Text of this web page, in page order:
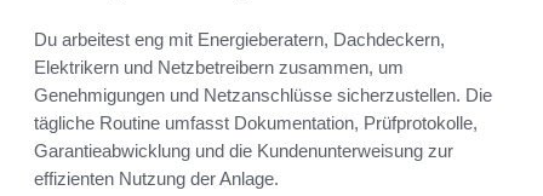
Du arbeitest eng mit Energieberatern, Dachdeckern,
Elektrikern und Netzbetreibern zusammen, um
Genehmigungen und Netzanschlüsse sicherzustellen. Die
tägliche Routine umfasst Dokumentation, Prüfprotokolle,
Garantieabwicklung und die Kundenunterweisung zur
effizienten Nutzung der Anlage.